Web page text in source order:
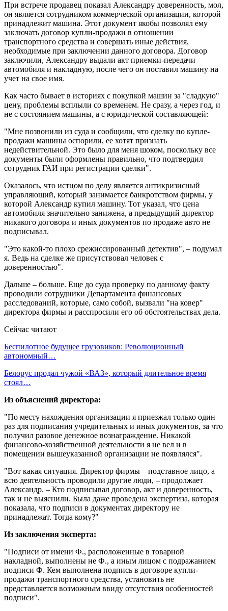
При встрече продавец показал Александру доверенность, мол,
он является сотрудником коммерческой организации, которой
принадлежит машина. Этот документ якобы позволял ему
заключать договор купли-продажи в отношении
транспортного средства и совершать иные действия,
необходимые при заключении данного договора. Договор
заключили, Александру выдали акт приемки-передачи
автомобиля и накладную, после чего он поставил машину на
учет на свое имя.
Как часто бывает в историях с покупкой машин за "сладкую"
цену, проблемы всплыли со временем. Не сразу, а через год, и
не с состоянием машины, а с юридической составляющей:
"Мне позвонили из суда и сообщили, что сделку по купле-
продажи машины оспорили, ее хотят признать
недействительной. Это было для меня шоком, поскольку все
документы были оформлены правильно, что подтвердил
сотрудник ГАИ при регистрации сделки".
Оказалось, что истцом по делу является антикризисный
управляющий, который занимается банкротством фирмы, у
которой Александр купил машину. Тот указал, что цена
автомобиля значительно занижена, а предыдущий директор
никакого договора и иных документов по продаже авто не
подписывал.
"Это какой-то плохо срежиссированный детектив", – подумал
я. Ведь на сделке же присутствовал человек с
доверенностью".
Дальше – больше. Еще до суда проверку по данному факту
проводили сотрудники Департамента финансовых
расследований, которые, само собой, вызвали "на ковер"
директора фирмы и расспросили его об обстоятельствах дела.
Сейчас читают
Беспилотное будущее грузовиков: Революционный
автономный…
Белорус продал чужой «ВАЗ», который длительное время
стоял…
Из объяснений директора:
"По месту нахождения организации я приезжал только один
раз для подписания учредительных и иных документов, за что
получил разовое денежное вознаграждение. Никакой
финансово-хозяйственной деятельности я не вел и в
помещении вышеуказанной организации не появлялся".
"Вот какая ситуация. Директор фирмы – подставное лицо, а
всю деятельность проводили другие люди, – продолжает
Александр. – Кто подписывал договор, акт и доверенность,
так и не выяснили. Была даже проведена экспертиза, которая
показала, что подписи в документах директору не
принадлежат. Тогда кому?"
Из заключения эксперта:
"Подписи от имени Ф., расположенные в товарной
накладной, выполнены не Ф., а иным лицом с подражанием
подписи Ф. Кем выполнена подпись в договоре купли-
продажи транспортного средства, установить не
представляется возможным ввиду отсутствия особенностей
подписи".